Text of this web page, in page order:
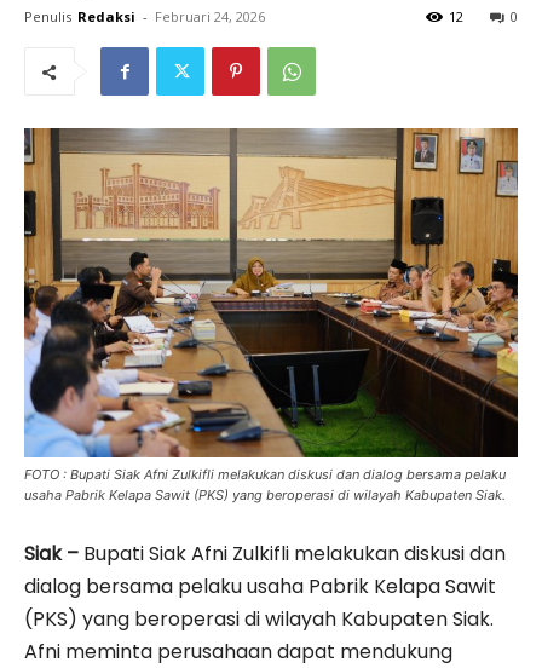
Penulis Redaksi - Februari 24, 2026 0
12
FOTO : Bupati Siak Afni Zulkifli melakukan diskusi dan dialog bersama pelaku
usaha Pabrik Kelapa Sawit (PKS) yang beroperasi di wilayah Kabupaten Siak.
Siak – Bupati Siak Afni Zulkifli melakukan diskusi dan
dialog bersama pelaku usaha Pabrik Kelapa Sawit
(PKS) yang beroperasi di wilayah Kabupaten Siak.
Afni meminta perusahaan dapat mendukung